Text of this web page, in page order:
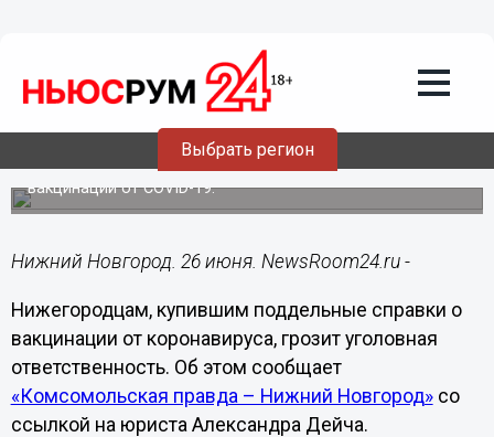
Выбрать регион
Уголовная ответственность грозит
нижегородцам за покупку поддельных
справок о прививках
В регионе начали торговать фальшивыми сертификатами
вакцинации от COVID-19.
Нижний Новгород. 26 июня. NewsRoom24.ru -
Нижегородцам, купившим поддельные справки о
вакцинации от коронавируса, грозит уголовная
ответственность. Об этом сообщает
«Комсомольская правда – Нижний Новгород»со
ссылкой на юриста Александра Дейча.